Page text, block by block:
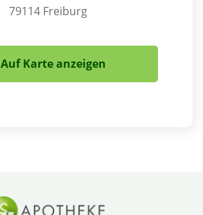
79114 Freiburg
Auf Karte anzeigen